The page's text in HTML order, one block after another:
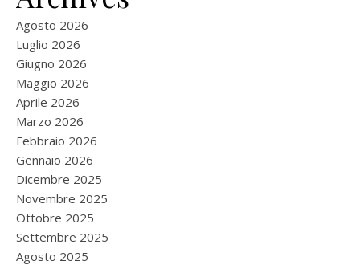
Agosto 2026
Luglio 2026
Giugno 2026
Maggio 2026
Aprile 2026
Marzo 2026
Febbraio 2026
Gennaio 2026
Dicembre 2025
Novembre 2025
Ottobre 2025
Settembre 2025
Agosto 2025